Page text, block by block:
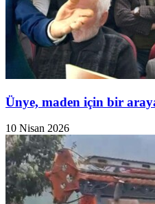
Ünye, maden için bir
10 Nisan 2026